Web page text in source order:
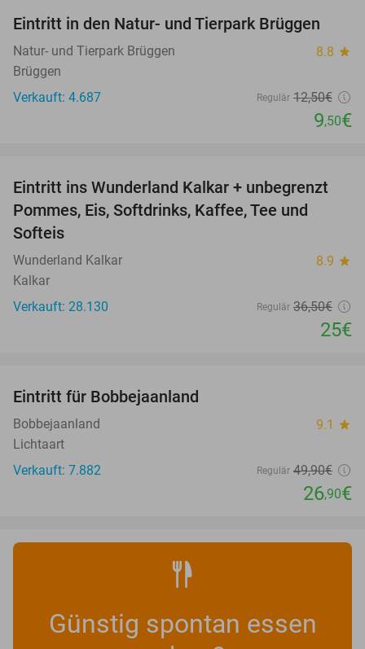
24%
Eintritt in den Natur- und Tierpark Brüggen
Natur- und Tierpark Brüggen 8.8 star
Brüggen
Verkauft: 4.687
Regulär 12,50€
9,50€
32%
Eintritt ins Wunderland Kalkar + unbegrenzt
Pommes, Eis, Softdrinks, Kaffee, Tee und
Softeis
Wunderland Kalkar 8.9 star
Kalkar
Verkauft: 28.130
Regulär 36,50€
25€
Eintritt für Bobbejaanland
Bobbejaanland 9.1 star
Lichtaart
Verkauft: 7.882
Regulär 49,90€
26,90€
Günstig spontan essen